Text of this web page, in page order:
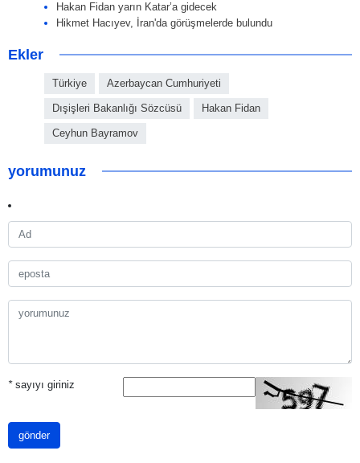
Hakan Fidan yarın Katar’a gidecek
Hikmet Hacıyev, İran'da görüşmelerde bulundu
Ekler
Türkiye Azerbaycan Cumhuriyeti
Dışişleri Bakanlığı Sözcüsü Hakan Fidan
Ceyhun Bayramov
yorumunuz
*sayıyı giriniz
gönder